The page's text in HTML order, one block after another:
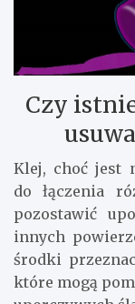
Czy
Klej, choć jest
do łączenia
pozostawić
innych
środki
które mogą